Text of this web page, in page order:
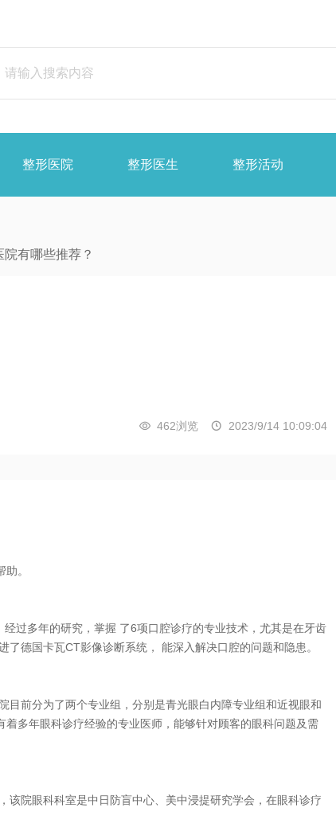
整形医院 整形医生 整形活动
有哪些推荐？
 462浏览  2023/9/14 10:09:04
。
多年的研究，掌握 了6项口腔诊疗的专业技术，尤其是在牙齿
德国卡瓦CT影像诊断系统， 能深入解决口腔的问题和隐患。
前分为了两个专业组，分别是青光眼白内障专业组和近视眼和
多年眼科诊疗经验的专业医师，能够针对顾客的眼科问题及需
院眼科科室是中日防盲中心、美中浸提研究学会，在眼科诊疗